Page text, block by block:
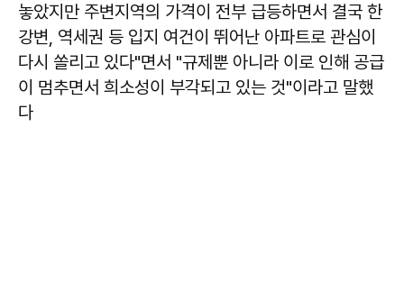
놓았지만 주변지역의 가격이 전부 급등하면서 결국 한
강변, 역세권 등 입지 여건이 뛰어난 아파트로 관심이
다시 쏠리고 있다"면서 "규제뿐 아니라 이로 인해 공급
이 멈추면서 희소성이 부각되고 있는 것"이라고 말했
다